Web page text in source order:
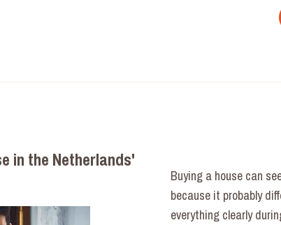
in the Netherlands'
Buying a house can
because it probably
everything clearly